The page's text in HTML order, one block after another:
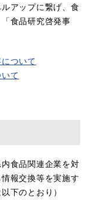
アップに繋げ、食
食品研究啓発事
ついて
て
食品関連企業を対
報交換等を実施す
下のとおり）